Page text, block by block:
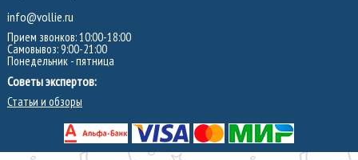
info@vollie.ru
Прием звонков: 10:00-18:00
Самовывоз: 9:00-21:00
Понедельник - пятница
Советы экспертов:
Статьи и обзоры